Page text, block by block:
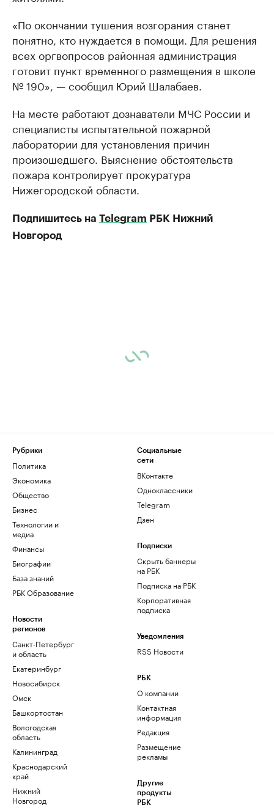
«По окончании тушения возгорания станет
понятно, кто нуждается в помощи. Для решения
всех оргвопросов районная администрация
готовит пункт временного размещения в школе
№ 190», — сообщил Юрий Шалабаев.
На месте работают дознаватели МЧС России и
специалисты испытательной пожарной
лаборатории для установления причин
произошедшего. Выяснение обстоятельств
пожара контролирует прокуратура
Нижегородской области.
Подпишитесь на Telegram РБК Нижний
Новгород
Рубрики
Политика
Экономика
Общество
Бизнес
Технологии и
медиа
Финансы
Биографии
База знаний
РБК Образование
Новости
регионов
Санкт-Петербург
и область
Екатеринбург
Новосибирск
Омск
Башкортостан
Вологодская
область
Калининград
Краснодарский
край
Нижний
Новгород
Социальные
сети
ВКонтакте
Одноклассники
Telegram
Дзен
Подписки
Скрыть баннеры
на РБК
Подписка на РБК
Корпоративная
подписка
Уведомления
RSS Новости
РБК
О компании
Контактная
информация
Редакция
Размещение
рекламы
Другие
продукты
РБК